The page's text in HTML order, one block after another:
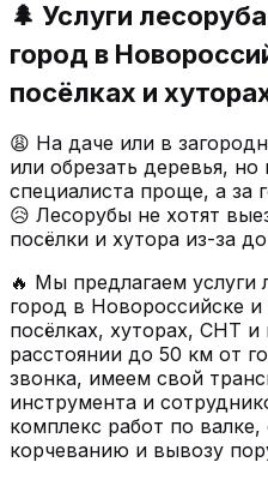
🌲 Услуги
город в
посёлках и
😩 На даче или в
или обрезать деревья, но
специалиста проще, а за
😥 Лесорубы не хотят
посёлки и хутора из-за
🔥 Мы предлагаем услуги
город в Новороссийске и
посёлках, хуторах, СНТ
расстоянии до 50 км от
звонка, имеем свой
инструмента и
комплекс работ по валке,
корчеванию и вывозу